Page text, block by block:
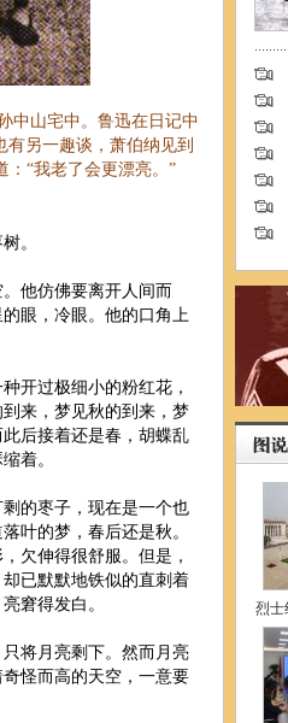
中山宅中。 鲁迅在日记中
有另一趣谈，萧伯纳见到
：“我老了会更漂亮。”
。
他仿佛要离开人间而
眼，冷眼。他的口角上
开过极细小的粉红花，
来，梦见秋的到来，梦
后接着还是春，胡蝶乱
着。
的枣子，现在是一个也
叶的梦，春后还是秋。
欠伸得很舒服。但是，
已默默地铁似的直刺着
窘得发白。
将月亮剩下。然而月亮
怪而高的天空，一意要
烈士